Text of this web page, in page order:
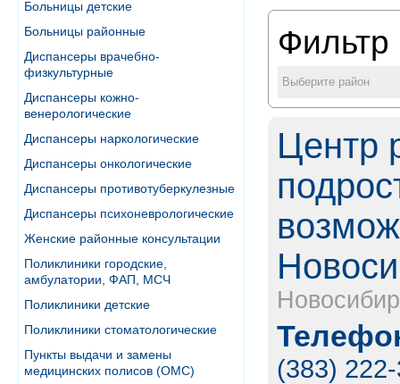
Больницы детские
Больницы районные
Диспансеры врачебно-
физкультурные
Диспансеры кожно-
венерологические
Диспансеры наркологические
Диспансеры онкологические
Диспансеры противотуберкулезные
Диспансеры психоневрологические
Женские районные консультации
Поликлиники городские,
амбулатории, ФАП, МСЧ
Поликлиники детские
Поликлиники стоматологические
Пункты выдачи и замены
медицинских полисов (ОМС)
Фильтр
Выберите район
Центр
(383)